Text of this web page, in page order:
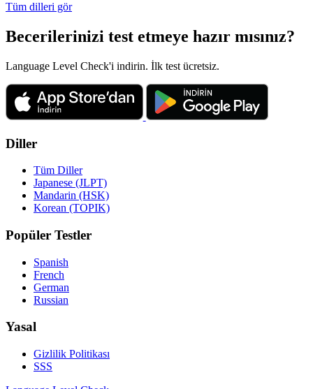
Tüm dilleri gör
Becerilerinizi test etmeye hazır mısınız?
Language Level Check'i indirin. İlk test ücretsiz.
Diller
Tüm Diller
Japanese (JLPT)
Mandarin (HSK)
Korean (TOPIK)
Popüler Testler
Spanish
French
German
Russian
Yasal
Gizlilik Politikası
SSS